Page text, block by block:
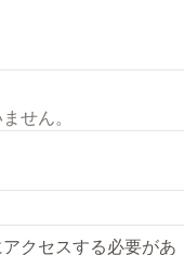
せん。
クセスする必要があ